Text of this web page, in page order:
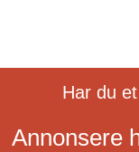
Har du
Annonsere